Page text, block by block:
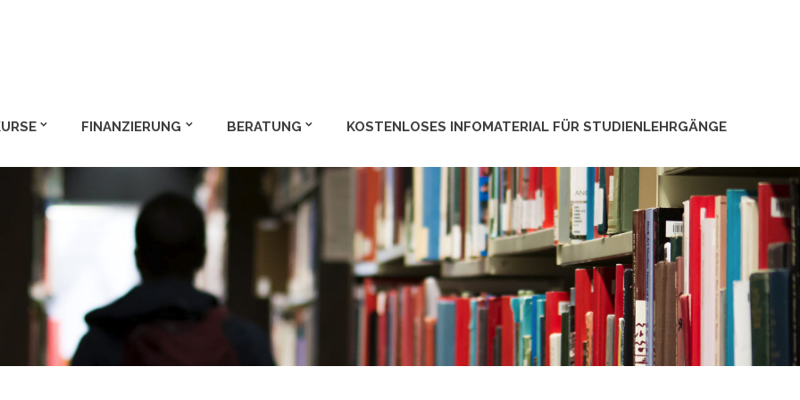
FINANZIERUNG BERATUNG KOSTENLOSES INFOMATERIAL FÜR STUDIENLEHRGÄNGE